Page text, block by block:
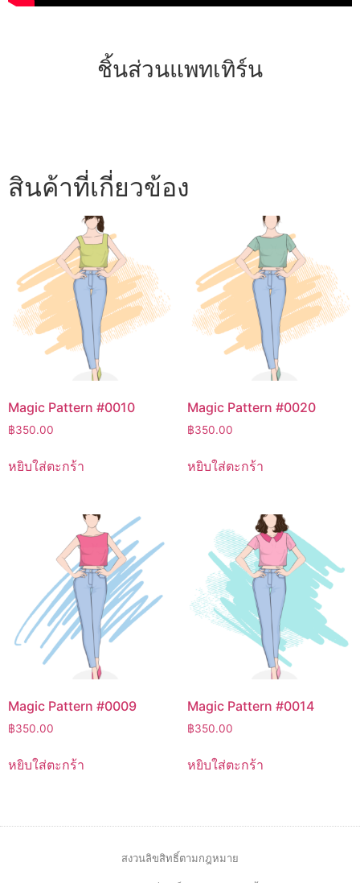
ชิ้นส่วนแพทเทิร์น
สินค้าที่เกี่ยวข้อง
Magic Pattern #0010
฿350.00
หยิบใส่ตะกร้า
Magic Pattern #0020
฿350.00
หยิบใส่ตะกร้า
Magic Pattern #0009
฿350.00
หยิบใส่ตะกร้า
Magic Pattern #0014
฿350.00
หยิบใส่ตะกร้า
สงวนลิขสิทธิ์ตามกฎหมาย